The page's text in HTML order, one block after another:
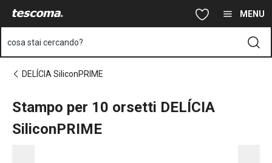
Vai al contenuto principale MENU
cosa stai cercando?
DELÍCIA SiliconPRIME
Stampo per 10 orsetti DELÍCIA
SiliconPRIME